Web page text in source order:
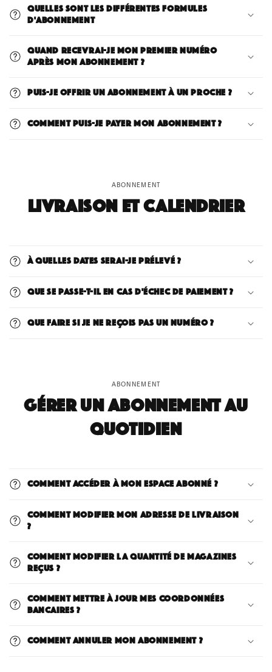
Quelles sont les différentes formules
d'abonnement
Quand recevrai-je mon premier numéro
après mon abonnement ?
Puis-je offrir un abonnement à un proche ?
Comment puis-je payer mon abonnement ?
ABONNEMENT
Livraison et calendrier
À quelles dates serai-je prélevé ?
Que se passe-t-il en cas d'échec de paiement ?
Que faire si je ne reçois pas un numéro ?
ABONNEMENT
Gérer un abonnement au
quotidien
Comment accéder à mon espace abonné ?
Comment modifier mon adresse de livraison
?
Comment modifier la quantité de magazines
reçus ?
Comment mettre à jour mes coordonnées
bancaires ?
Comment annuler mon abonnement ?